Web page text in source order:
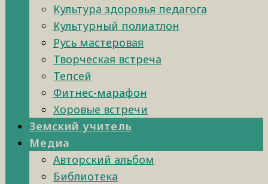
Культура здоровья педагога
Культурный полиатлон
Русь мастеровая
Творческая встреча
Тепсей
Фитнес-марафон
Хоровые встречи
Земский учитель
Медиа
Авторский альбом
Библиотека